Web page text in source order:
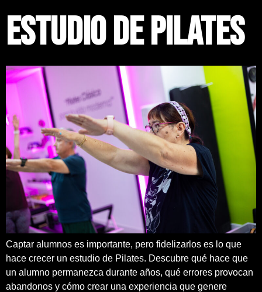
estudio de Pilates
Captar alumnos es importante, pero fidelizarlos es lo que
hace crecer un estudio de Pilates. Descubre qué hace que
un alumno permanezca durante años, qué errores provocan
abandonos y cómo crear una experiencia que genere